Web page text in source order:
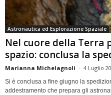
Astronautica ed Esplorazione Spaziale
Nel cuore della Terra
spazio: conclusa la
Marianna Michelagnoli - 4 Luglio
Si è conclusa a fine giugno la
addestramento che prepara gli